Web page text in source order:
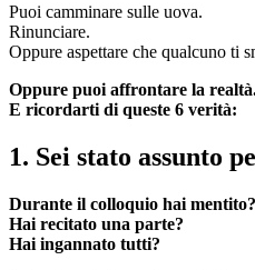
Puoi camminare sulle uova.
Rinunciare.
Oppure aspettare che qualcuno ti
Oppure puoi affrontare la
E ricordarti di queste 6 verità:
1. Sei stato assunto
Durante il colloquio hai mentito?
Hai recitato una parte?
Hai ingannato tutti?